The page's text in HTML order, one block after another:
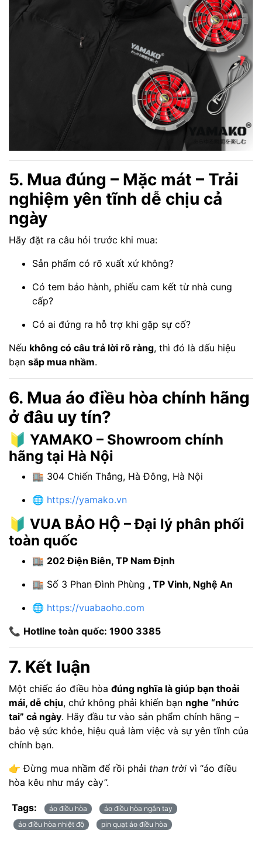
5. Mua đúng – Mặc mát – Trải
nghiệm yên tĩnh dễ chịu cả
ngày
Hãy đặt ra câu hỏi trước khi mua:
Sản phẩm có rõ xuất xứ không?
Có tem bảo hành, phiếu cam kết từ nhà cung
cấp?
Có ai đứng ra hỗ trợ khi gặp sự cố?
Nếu không có câu trả lời rõ ràng, thì đó là dấu hiệu
bạn sắp mua nhầm.
6. Mua áo điều hòa chính hãng
ở đâu uy tín?
🔰 YAMAKO – Showroom chính
hãng tại Hà Nội
🏬 304 Chiến Thắng, Hà Đông, Hà Nội
🌐 https://yamako.vn
🔰 VUA BẢO HỘ – Đại lý phân phối
toàn quốc
🏬 202 Điện Biên, TP Nam Định
🏬 Số 3 Phan Đình Phùng , TP Vinh, Nghệ An
🌐 https://vuabaoho.com
📞 Hotline toàn quốc: 1900 3385
7. Kết luận
Một chiếc áo điều hòa đúng nghĩa là giúp bạn thoải
mái, dễ chịu, chứ không phải khiến bạn nghe “nhức
tai” cả ngày. Hãy đầu tư vào sản phẩm chính hãng –
bảo vệ sức khỏe, hiệu quả làm việc và sự yên tĩnh của
chính bạn.
👉 Đừng mua nhầm để rồi phải than trời vì “áo điều
hòa kêu như máy cày”.
Tags: áo điều hòa
áo điều hòa ngắn tay
áo điều hòa nhiệt độ
pin quạt áo điều hòa